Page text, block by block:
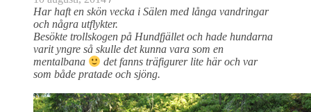
Har haft en skön vecka i Sälen med långa vandringar
och några utflykter.
Besökte trollskogen på Hundfjället och hade hundarna
varit yngre så skulle det kunna vara som en
mentalbana
det fanns träfigurer lite här och var
som både pratade och sjöng.